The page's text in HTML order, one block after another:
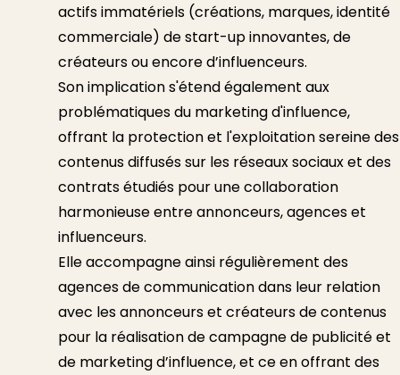
actifs immatériels (créations, marques, identité
commerciale) de start-up innovantes, de
créateurs ou encore d’influenceurs.
Son implication s'étend également aux
problématiques du marketing d'influence,
offrant la protection et l'exploitation sereine des
contenus diffusés sur les réseaux sociaux et des
contrats étudiés pour une collaboration
harmonieuse entre annonceurs, agences et
influenceurs.
Elle accompagne ainsi régulièrement des
agences de communication dans leur relation
avec les annonceurs et créateurs de contenus
pour la réalisation de campagne de publicité et
de marketing d’influence, et ce en offrant des